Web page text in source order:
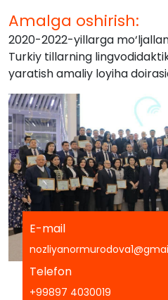
Amalga oshirish:
2020-2022-yillarga
Turkiy tillarning
yaratish amaliy loyiha
E-mail
Telefon
+99897 4030019